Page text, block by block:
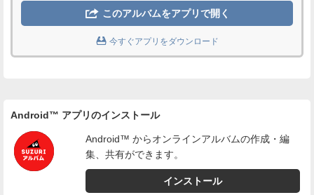
 このアルバムをアプリで開く
 今すぐアプリをダウンロード
Android™ アプリのインストール
Android™ からオンラインアルバムの作成・編
集、共有ができます。
インストール